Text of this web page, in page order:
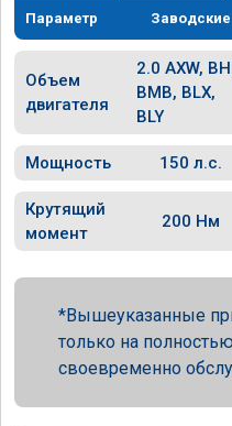
Параметр Заводские
Объем
двигателя
2.0 AXW,
BMB, BLX,
BLY
Мощность 150 л.с.
Крутящий
момент
200 Нм
Вышеуказанные
только на
своевременно